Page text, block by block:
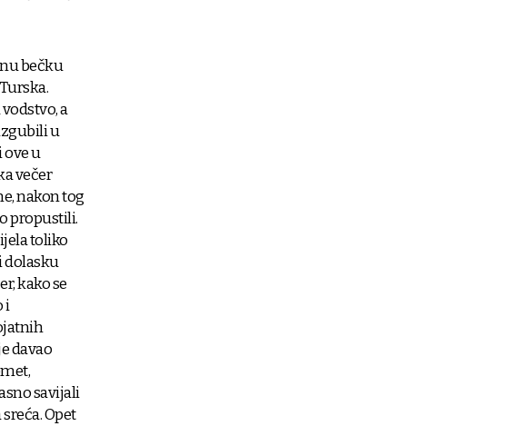
bečku
a
u
ove u
večer
nakon tog
propustili.
toliko
dolasku
kako se
i
davao
savijali
Opet